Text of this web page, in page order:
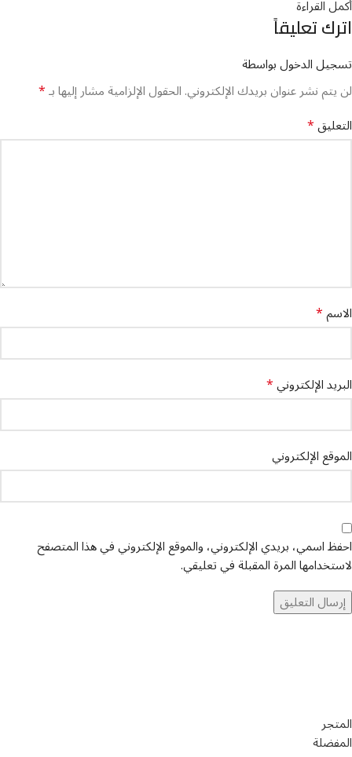
أكمل القراءة
اترك تعليقاً
تسجيل الدخول بواسطة
لن يتم نشر عنوان بريدك الإلكتروني.الحقول الإلزامية مشار إليها بـ*
التعليق*
الاسم*
البريد الإلكتروني*
الموقع الإلكتروني
احفظ اسمي، بريدي الإلكتروني، والموقع الإلكتروني في هذا المتصفح
لاستخدامها المرة المقبلة في تعليقي.
المتجر
المفضلة